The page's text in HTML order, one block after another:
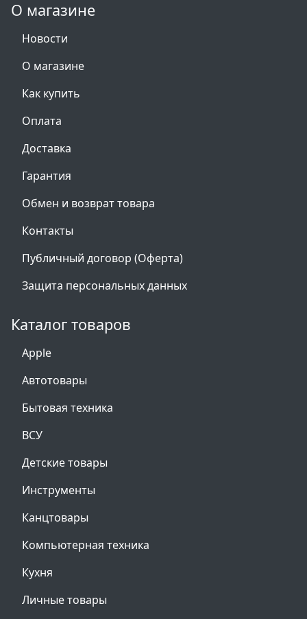
О магазине
Новости
О магазине
Как купить
Оплата
Доставка
Гарантия
Обмен и возврат товара
Контакты
Публичный договор (Оферта)
Защита персональных данных
Каталог товаров
Apple
Автотовары
Бытовая техника
ВСУ
Детские товары
Инструменты
Канцтовары
Компьютерная техника
Кухня
Личные товары